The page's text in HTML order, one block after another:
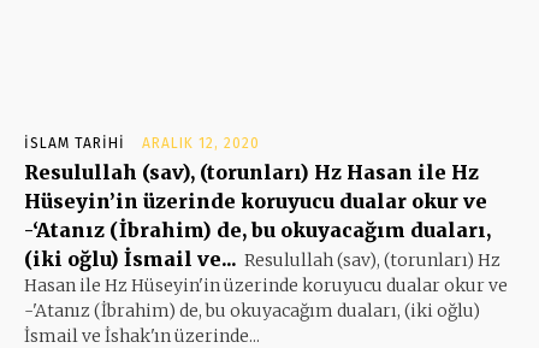
İSLAM TARIHI ARALIK 12, 2020
Resulullah (sav), (torunları) Hz Hasan ile Hz
Hüseyin’in üzerinde koruyucu dualar okur ve
-‘Atanız (İbrahim) de, bu okuyacağım duaları,
(iki oğlu) İsmail ve... Resulullah (sav), (torunları) Hz
Hasan ile Hz Hüseyin'in üzerinde koruyucu dualar okur ve
-'Atanız (İbrahim) de, bu okuyacağım duaları, (iki oğlu)
İsmail ve İshak'ın üzerinde...